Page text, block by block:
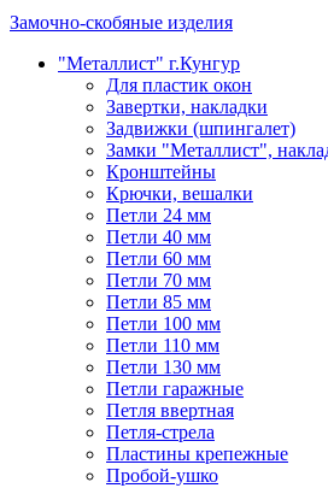
Замочно-скобяные изделия
"Металлист" г.Кунгур
Для пластик окон
Завертки, накладки
Задвижки (шпингалет)
Замки "Металлист",
Кронштейны
Крючки, вешалки
Петли 24 мм
Петли 40 мм
Петли 60 мм
Петли 70 мм
Петли 85 мм
Петли 100 мм
Петли 110 мм
Петли 130 мм
Петли гаражные
Петля ввертная
Петля-стрела
Пластины крепежные
Пробой-ушко